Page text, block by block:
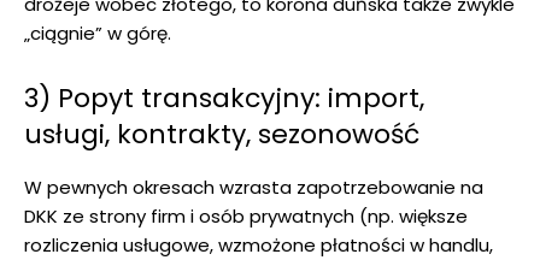
„ciągnie” w górę.
3) Popyt transakcyjny: import,
usługi, kontrakty, sezonowość
W pewnych okresach wzrasta zapotrzebowanie na
DKK ze strony firm i osób prywatnych (np. większe
rozliczenia usługowe, wzmożone płatności w handlu,